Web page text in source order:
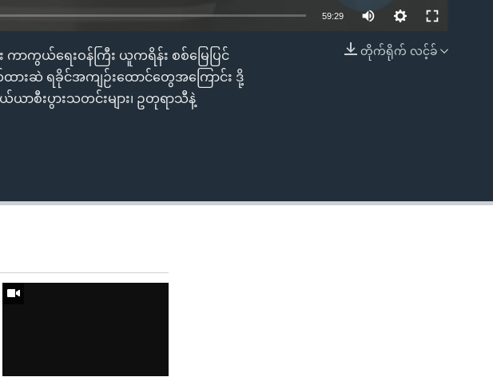
EMBED
59:29
တိုက်ရိုက် လင့်ခ်
ာကွယ်ရေးဝန်ကြီး ယူကရိန်း စစ်မြေပြင်
းဆဲ ရခိုင်အကျဉ်းထောင်တွေအကြောင်း ဒို့
ာစီးပွားသတင်းများ၊ ဥတုရာသီနဲ့